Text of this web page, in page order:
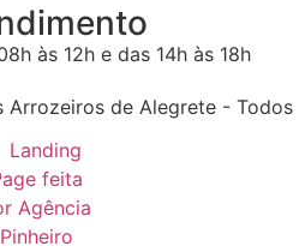
às 12h e das 14h às 18h
de Alegrete - Todos